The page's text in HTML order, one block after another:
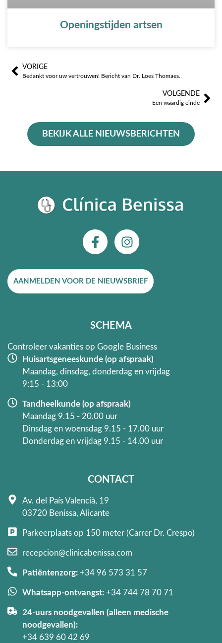
Openingstijden artsen
Prev
VORIGE
Bedankt voor uw vertrouwen! Bericht van Dr. Loes Thomaes.
VOLGENDE
Een waardig einde
BEKIJK ALLE NIEUWSBERICHTEN
F
a
e
b
o
k
f
I
n
t
a
g
a
AANMELDEN VOOR DE NIEUWSBRIEF
SCHEMA
Controleer vakanties op Google Business
Huisartsgeneeskunde (op afspraak)
Maandag, dinsdag, donderdag en vrijdag
9:15 - 13:00
Tandheelkunde (op afspraak)
Maandag 9.15 - 20.00 uur
Dinsdag en woensdag 9.15 - 17.00 uur
Donderdag en vrijdag 9.15 - 14.00 uur
CONTACT
Av. del País Valencià, 19
03720 Benissa, Alicante
Parkeerplaats op 150 meter (Carrer Dr. Crespo)
recepcion@clinicabenissa.com
Patiëntenzorg: +34 96 573 31 57
Whatsapp-ontvangst: +34 744 78 70 71
24-uurs noodgevallen (alleen medische
noodgevallen):
+34 639 60 42 69